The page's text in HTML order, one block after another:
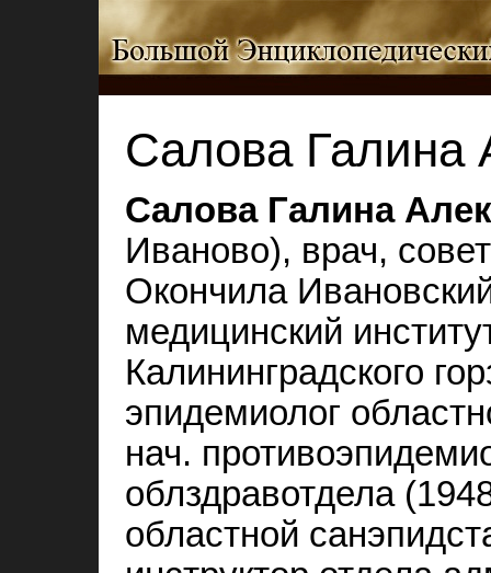
Салова Галина
Салова Галина
Иваново), врач,
Окончила
медицинский
Калининградского
эпидемиолог
нач.
облздравотдела
областной